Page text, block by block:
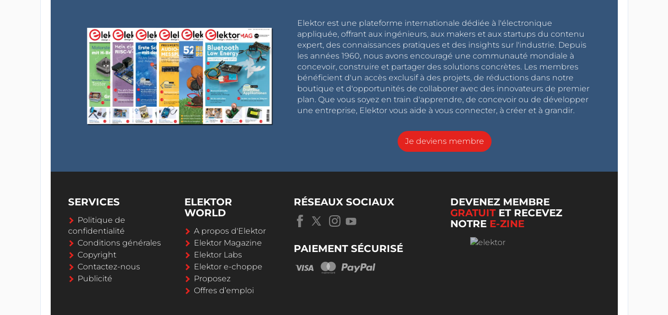
Elektor est une plateforme internationale dédiée à l'électronique
appliquée, offrant aux ingénieurs, aux makers et aux startups du contenu
expert, des connaissances pratiques et des insights sur l'industrie. Depuis
les années 1960, nous avons encouragé une communauté mondiale à
concevoir, construire et partager des solutions concrètes. Les membres
bénéficient d'un accès exclusif à des projets, de réductions dans notre
boutique et d'opportunités de collaborer avec des innovateurs de premier
plan. Que vous soyez en train d'apprendre, de concevoir ou de développer
une entreprise, Elektor vous aide à vous connecter, à créer et à grandir.
Je deviens membre
SERVICES
Politique de
confidentialité
Conditions générales
Copyright
Contactez-nous
Publicité
ELEKTOR
WORLD
A propos d'Elektor
Elektor Magazine
Elektor Labs
Elektor e-choppe
Proposez
Offres d’emploi
RÉSEAUX SOCIAUX
PAIEMENT SÉCURISÉ
DEVENEZ MEMBRE
GRATUITET RECEVEZ
NOTRE E-ZINE